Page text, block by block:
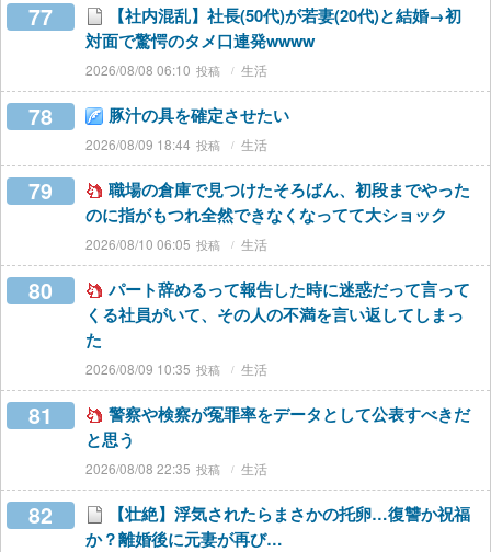
77
【社内混乱】社長(50代)が若妻(20代)と結婚→初
対面で驚愕のタメ口連発wwww
2026/08/08 06:10 生活
78 豚汁の具を確定させたい
2026/08/09 18:44 生活
79
職場の倉庫で見つけたそろばん、初段までやった
のに指がもつれ全然できなくなってて大ショック
2026/08/10 06:05 生活
80
パート辞めるって報告した時に迷惑だって言って
くる社員がいて、その人の不満を言い返してしまっ
た
2026/08/09 10:35 生活
81
警察や検察が冤罪率をデータとして公表すべきだ
と思う
2026/08/08 22:35 生活
82
【壮絶】浮気されたらまさかの托卵…復讐か祝福
か？離婚後に元妻が再び…